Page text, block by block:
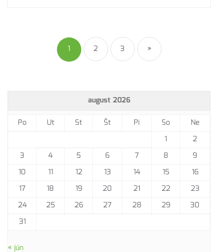
1 2 3 »
august 2026
Po
Ut St Št Pi So
Ne
1
2
3
4 5 6 7 8
9
10
11 12 13 14 15
16
17
18 19 20 21 22
23
24
25 26 27 28 29
30
31
« jún